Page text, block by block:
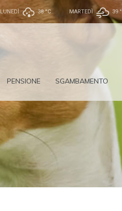
LUNEDÌ 38 °C MARTEDÌ 39 °
PENSIONE SGAMBAMENTO